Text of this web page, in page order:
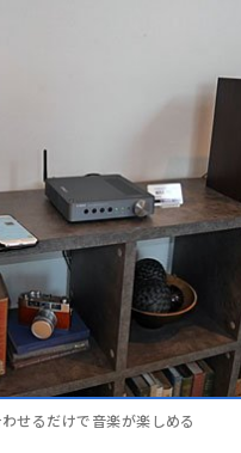
せるだけで音楽が楽しめる